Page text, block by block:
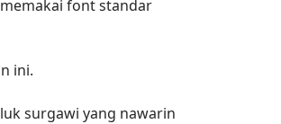
font standar
ini.
surgawi yang nawarin